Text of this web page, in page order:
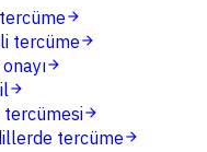
tercümearrow_forward
tercümearrow_forward
arrow_forward
arrow_forward
tercümesiarrow_forward
tercümearrow_forward